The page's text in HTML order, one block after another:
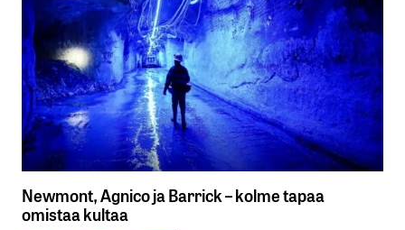
Newmont, Agnico ja Barrick – kolme tapaa
omistaa kultaa